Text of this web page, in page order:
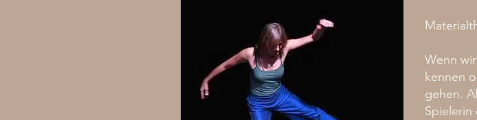
Wenn
kennen
gehen.
Spielerin